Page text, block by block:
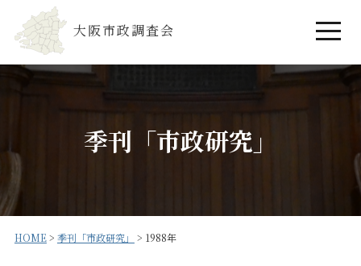
大阪市政調査会
季刊「市政研究」
HOME> 季刊「市政研究」 > 1988年